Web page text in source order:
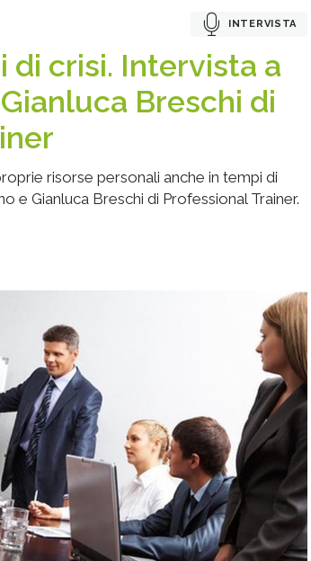
INTERVISTA
di crisi. Intervista a
Breschi di
risorse personali anche in tempi di
e Gianluca Breschi di Professional Trainer.